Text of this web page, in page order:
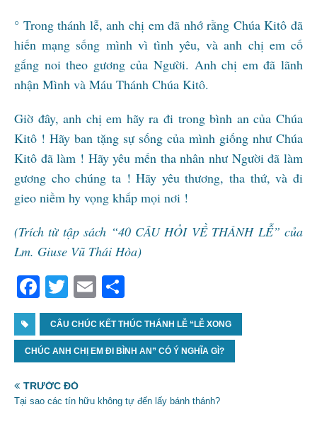
° Trong thánh lễ, anh chị em đã nhớ rằng Chúa Kitô đã
hiến mạng sống mình vì tình yêu, và anh chị em cố
gắng noi theo gương của Người. Anh chị em đã lãnh
nhận Mình và Máu Thánh Chúa Kitô.
Giờ đây, anh chị em hãy ra đi trong bình an của Chúa
Kitô ! Hãy ban tặng sự sống của mình giống như Chúa
Kitô đã làm ! Hãy yêu mến tha nhân như Người đã làm
gương cho chúng ta ! Hãy yêu thương, tha thứ, và đi
gieo niềm hy vọng khắp mọi nơi !
(Trích từ tập sách “40 CÂU HỎI VỀ THÁNH LỄ” của
Lm. Giuse Vũ Thái Hòa)
F
a
c
e
b
o
T
w
itt
er
E
m
ai
l
h
ar
e
CÂU CHÚC KẾT THÚC THÁNH LỄ “LỄ XONG
CHÚC ANH CHỊ EM ĐI BÌNH AN” CÓ Ý NGHĨA GÌ?
TRƯỚC ĐÓ
Tại sao các tín hữu không tự đến lấy bánh thánh?